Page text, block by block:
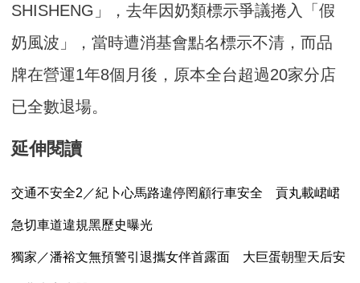
SHISHENG」，去年因奶類標示爭議捲入「假
奶風波」，當時遭消基會點名標示不清，而品
牌在營運1年8個月後，原本全台超過20家分店
已全數退場。
延伸閱讀
交通不安全2／紀卜心馬路違停罔顧行車安全 貢丸載峮峮
急切車道違規黑歷史曝光
獨家／潘裕文無預警引退攜女伴首露面 大巨蛋朝聖天后安